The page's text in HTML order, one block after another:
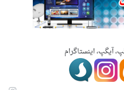
آیگپ، اینستاگرام